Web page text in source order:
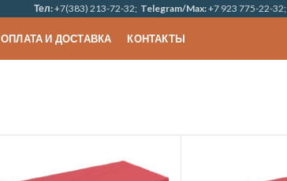
Тел:+7(383) 213-72-32; Telegram/Max:+7 923 775-22-32;
ОПЛАТА И ДОСТАВКА КОНТАКТЫ